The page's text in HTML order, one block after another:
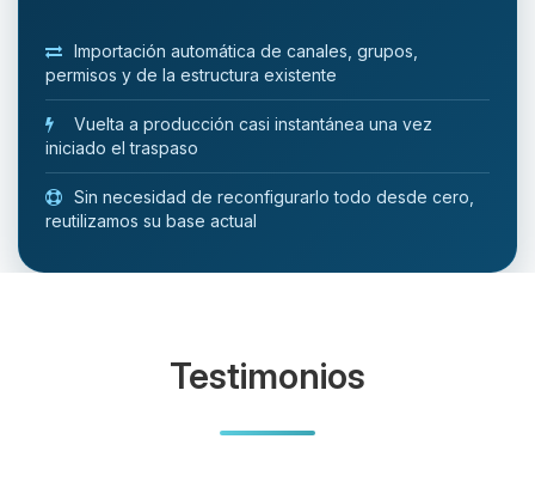
Importación automática de canales, grupos,
permisos y de la estructura existente
Vuelta a producción casi instantánea una vez
iniciado el traspaso
Sin necesidad de reconfigurarlo todo desde cero,
reutilizamos su base actual
Testimonios